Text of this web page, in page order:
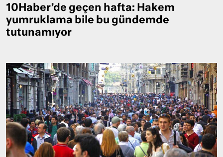
10Haber’de geçen hafta: Hakem
yumruklama bile bu gündemde
tutunamıyor